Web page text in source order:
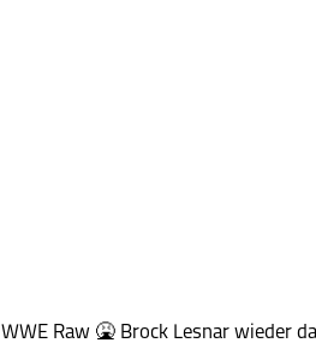
WWE Raw 🤮 Brock Lesnar wieder